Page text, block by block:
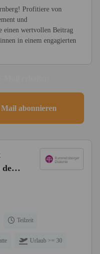
Profitiere von
und
einen wertvollen Beitrag
in einem engagierten
abonnieren
der
Teilzeit
Urlaub >= 30